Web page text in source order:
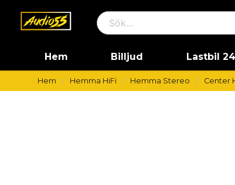
Hem Billjud Lastbil
Hem Hemma HiFi Hemma Stereo Center